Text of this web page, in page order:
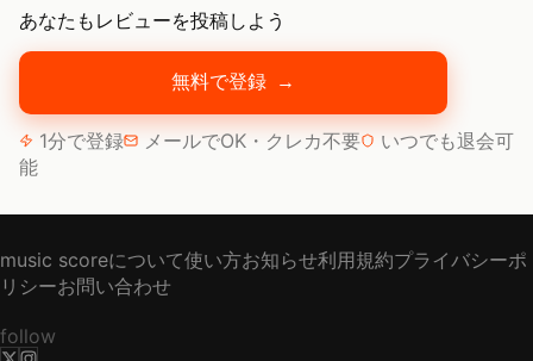
あなたもレビューを投稿しよう
無料で登録 →
1分で登録 メールでOK・クレカ不要
いつでも退会可
能
music scoreについて使い方お知らせ利用規約プライバシーポ
リシーお問い合わせ
follow